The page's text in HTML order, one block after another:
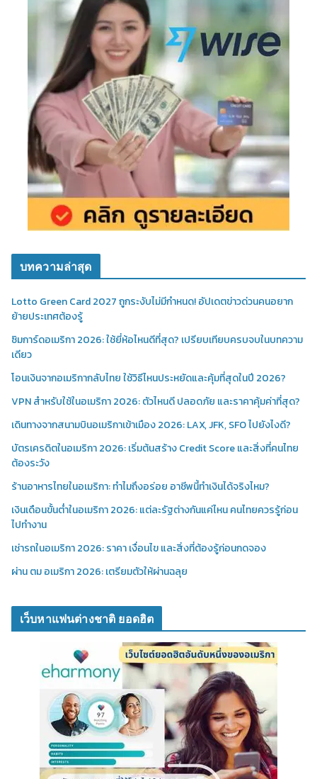
บทความล่าสุด
Lotto Green Card 2027 ถูกระงับไม่มีกำหนด! อัปเดตข่าวด่วนคนอยาก
ย้ายประเทศต้องรู้
ซิมการ์ดอเมริกา 2026: ใช้ยี่ห้อไหนดีที่สุด? เปรียบเทียบครบจบในบทความ
เดียว
โอนเงินจากอเมริกากลับไทย ใช้วิธีไหนประหยัดและคุ้มที่สุดในปี 2026?
VPN สำหรับใช้ในอเมริกา 2026: ตัวไหนดี ปลอดภัย และราคาคุ้มค่าที่สุด?
เดินทางจากสนามบินอเมริกาเข้าเมือง 2026: LAX, JFK, SFO ไปยังไงดี?
บัตรเครดิตในอเมริกา 2026: เริ่มต้นสร้าง Credit Score และสิ่งที่คนไทย
ต้องระวัง
ร้านอาหารไทยในอเมริกา: ทำไมถึงอร่อย อาชีพนี้ทำเงินได้จริงไหม?
เงินเดือนขั้นต่ำในอเมริกา 2026: แต่ละรัฐต่างกันแค่ไหน คนไทยควรรู้ก่อน
ไปทำงาน
เช่ารถในอเมริกา 2026: ราคา เงื่อนไข และสิ่งที่ต้องรู้ก่อนกดจอง
ผ่าน ตม อเมริกา 2026: เตรียมตัวให้ผ่านฉลุย
เว็บหาแฟนต่างชาติ ยอดฮิต